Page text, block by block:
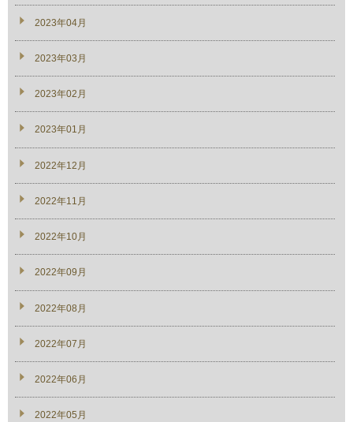
2023年04月
2023年03月
2023年02月
2023年01月
2022年12月
2022年11月
2022年10月
2022年09月
2022年08月
2022年07月
2022年06月
2022年05月